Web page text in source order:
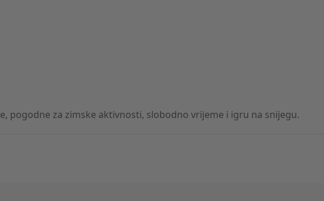
pogodne za zimske aktivnosti, slobodno vrijeme i igru ​​na snijegu.